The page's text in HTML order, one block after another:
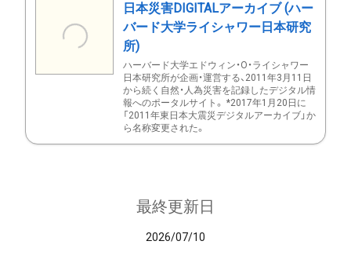
日本災害DIGITALアーカイブ (ハー
バード大学ライシャワー日本研究
所)
ハーバード大学エドウィン・O・ライシャワー
日本研究所が企画・運営する、2011年3月11日
から続く自然・人為災害を記録したデジタル情
報へのポータルサイト。 *2017年1月20日に
「2011年東日本大震災デジタルアーカイブ」か
ら名称変更された。
最終更新日
2026/07/10